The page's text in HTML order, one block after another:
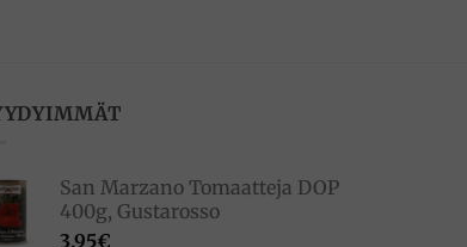
San Marzano Tomaatteja DOP
400g, Gustarosso
3.95€